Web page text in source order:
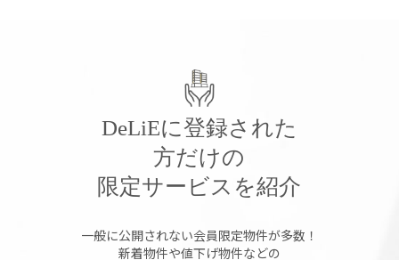
DeLiEに登録された
方だけの
限定サービスを紹介
一般に公開されない会員限定物件が多数！
新着物件や値下げ物件などの